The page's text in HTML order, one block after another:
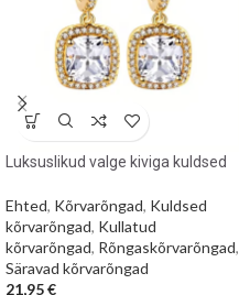
Luksuslikud valge kiviga kuldsed
Ehted, Kõrvarõngad, Kuldsed
kõrvarõngad, Kullatud
kõrvarõngad, Rõngaskõrvarõngad,
Säravad kõrvarõngad
21,95€